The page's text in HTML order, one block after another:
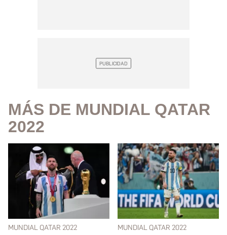
MÁS DE MUNDIAL QATAR
2022
MUNDIAL QATAR 2022 MUNDIAL QATAR 2022